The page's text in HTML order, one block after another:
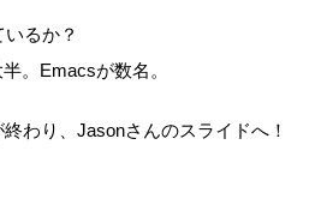
るか？
。Emacsが数名。
わり、Jasonさんのスライドへ！